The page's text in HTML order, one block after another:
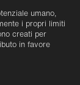
umano,
i propri limiti
creati per
in favore